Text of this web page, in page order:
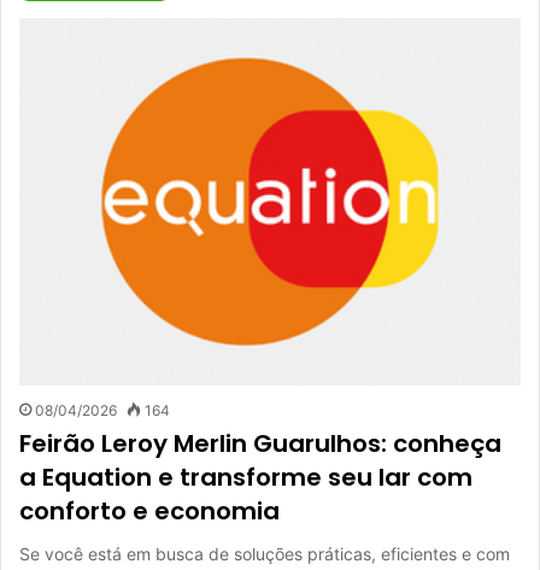
08/04/2026 164
Feirão Leroy Merlin Guarulhos: conheça
a Equation e transforme seu lar com
conforto e economia
Se você está em busca de soluções práticas, eficientes e com